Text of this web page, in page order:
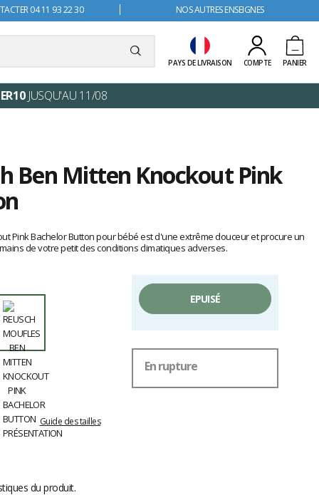
04 11 93 22 30 NOS AUTRES ENSEIGNES
PAYS DE LIVRAISON COMPTE PANIER
JUSQU'AU 11/08
Ben Mitten Knockout Pink
Pink Bachelor Button pour bébé est d'une extrême douceur et procure un
de votre petit des conditions climatiques adverses.
Guide des tailles
du produit.
EPUISÉ
En rupture